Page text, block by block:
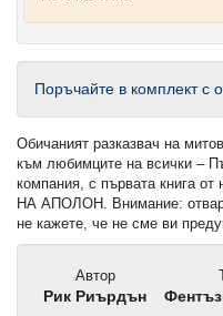
Поръчайте в комплект с
Обичаният разказвач на
към любимците на всички –
компания, с първата книга
НА АПОЛОН. Внимание:
не кажете, че не сме ви
Автор
Рик Риърдън